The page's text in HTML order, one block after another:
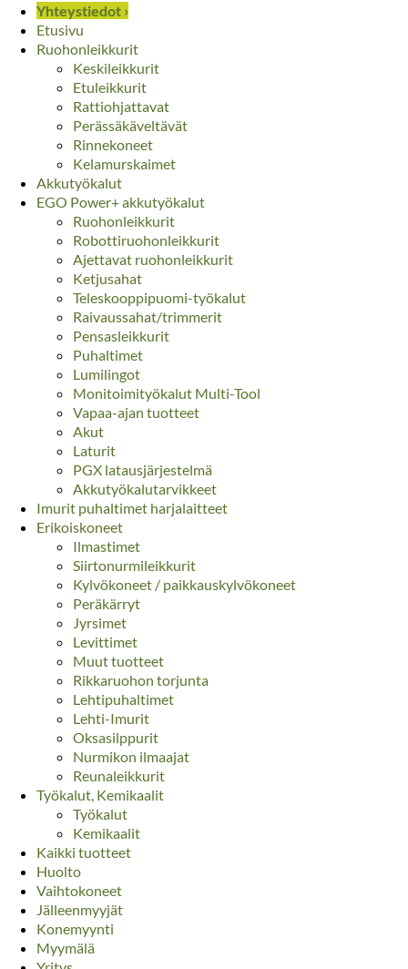
Yhteystiedot ›
Etusivu
Ruohonleikkurit
Keskileikkurit
Etuleikkurit
Rattiohjattavat
Perässäkäveltävät
Rinnekoneet
Kelamurskaimet
Akkutyökalut
EGO Power+ akkutyökalut
Ruohonleikkurit
Robottiruohonleikkurit
Ajettavat ruohonleikkurit
Ketjusahat
Teleskooppipuomi-työkalut
Raivaussahat/trimmerit
Pensasleikkurit
Puhaltimet
Lumilingot
Monitoimityökalut Multi-Tool
Vapaa-ajan tuotteet
Akut
Laturit
PGX latausjärjestelmä
Akkutyökalutarvikkeet
Imurit puhaltimet harjalaitteet
Erikoiskoneet
Ilmastimet
Siirtonurmileikkurit
Kylvökoneet / paikkauskylvökoneet
Peräkärryt
Jyrsimet
Levittimet
Muut tuotteet
Rikkaruohon torjunta
Lehtipuhaltimet
Lehti-Imurit
Oksasilppurit
Nurmikon ilmaajat
Reunaleikkurit
Työkalut, Kemikaalit
Työkalut
Kemikaalit
Kaikki tuotteet
Huolto
Vaihtokoneet
Jälleenmyyjät
Konemyynti
Myymälä